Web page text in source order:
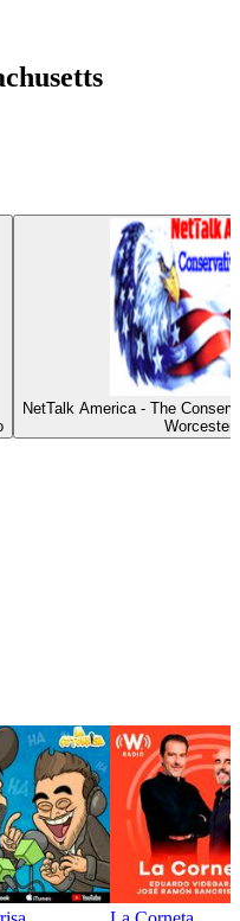
NetTalk America - The
Worcester